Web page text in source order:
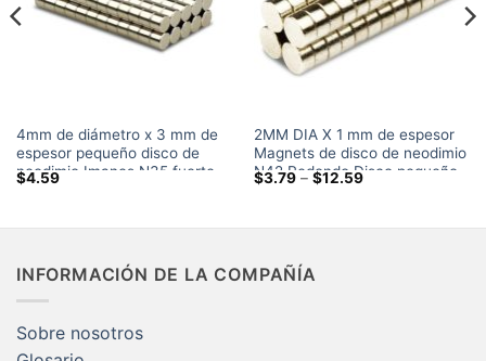
4mm de diámetro x 3 mm de
espesor pequeño disco de
neodimio Imanes N35 fuerte
Ronda de tierras raras
Artesanía
$4.59
2MM DIA X 1 mm de espesor
Magnets de disco de neodimio
N42 Redondo Disco pequeño
Tierra rara de 2x1 mm imanes
$3.79 – $12.59Gama
a
INFORMACIÓN DE LA COMPAÑÍA
Sobre nosotros